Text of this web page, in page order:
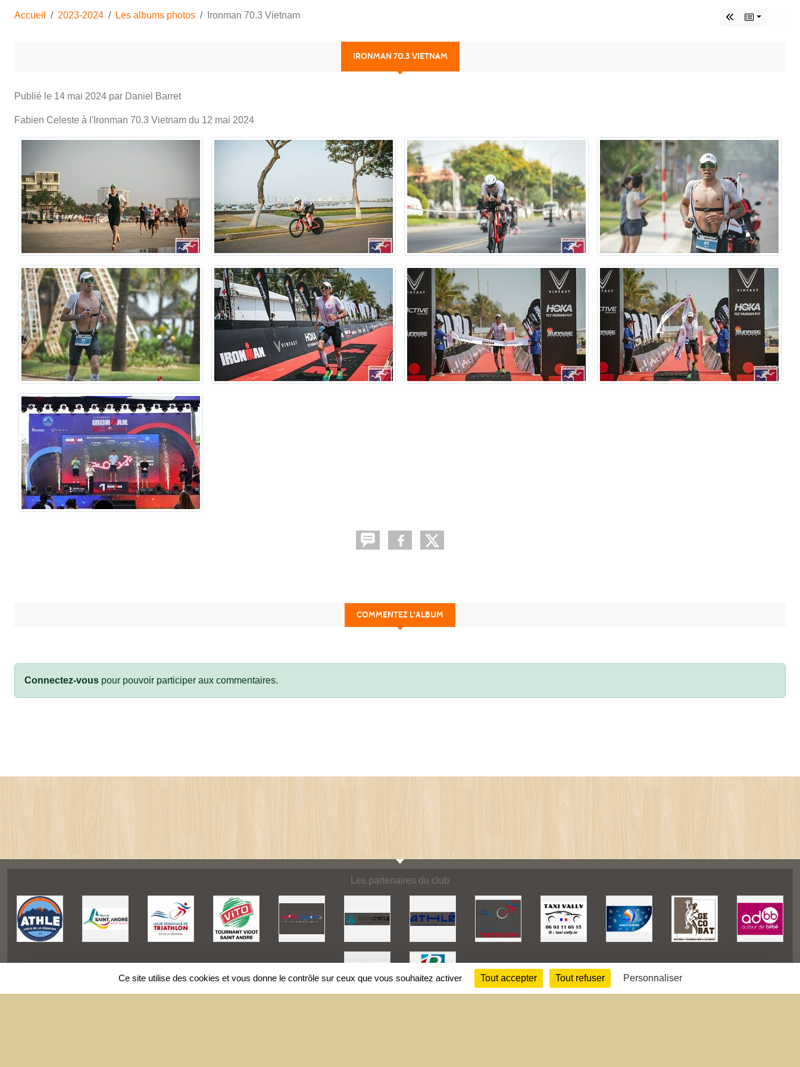
Accueil 2023-2024 Les albums photos Ironman 70.3 Vietnam
IRONMAN 70.3 VIETNAM
Publié le 14 mai 2024 par Daniel Barret
Fabien Celeste à l'Ironman 70.3 Vietnam du 12 mai 2024
COMMENTEZ L'ALBUM
Connectez-vous pour pouvoir participer aux commentaires.
Les partenaires du club
Ce site utilise des cookies et vous donne le contrôle sur ceux que vous souhaitez activer Tout accepter Tout refuser Personnaliser